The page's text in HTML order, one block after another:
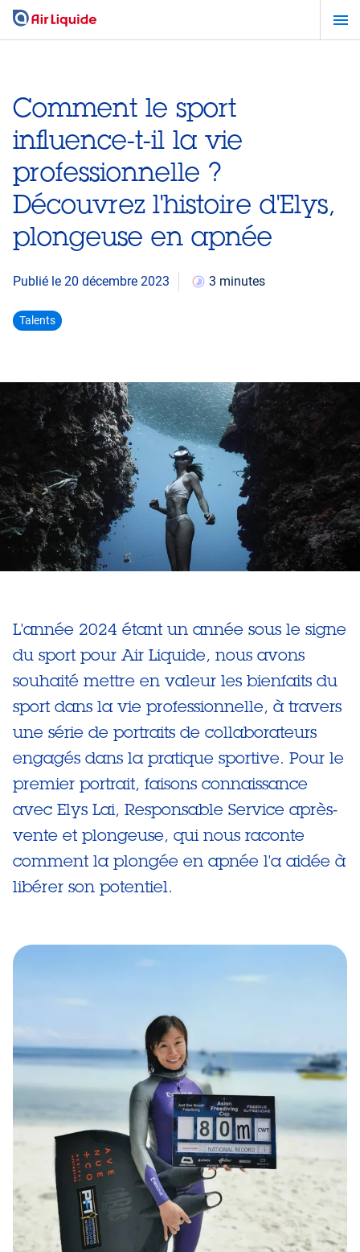
Aller
Comment le sport
influence-t-il la vie
professionnelle ?
Découvrez l'histoire d'Elys,
plongeuse en apnée
Publié le 20 décembre 2023 3 minutes
Talents
L'année 2024 étant un année sous le signe
du sport pour Air Liquide, nous avons
souhaité mettre en valeur les bienfaits du
sport dans la vie professionnelle, à travers
une série de portraits de collaborateurs
engagés dans la pratique sportive. Pour le
premier portrait, faisons connaissance
avec Elys Lai, Responsable Service après-
vente et plongeuse, qui nous raconte
comment la plongée en apnée l'a aidée à
libérer son potentiel.